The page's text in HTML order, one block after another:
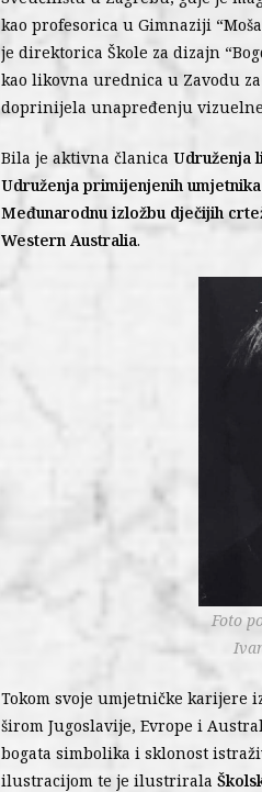
kao profesorica u Gimnaziji
je direktorica Škole za dizajn
kao likovna urednica u Zavodu
doprinijela unapređenju
Bila je aktivna članica Udruženja
Udruženja primijenjenih
Međunarodnu izložbu dječijih
Western Australia.
Foto
Tokom svoje umjetničke karijere
širom Jugoslavije, Evrope i
bogata simbolika i sklonost
ilustracijom te je ilustrirala